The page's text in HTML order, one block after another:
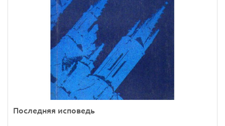
Последняя исповедь